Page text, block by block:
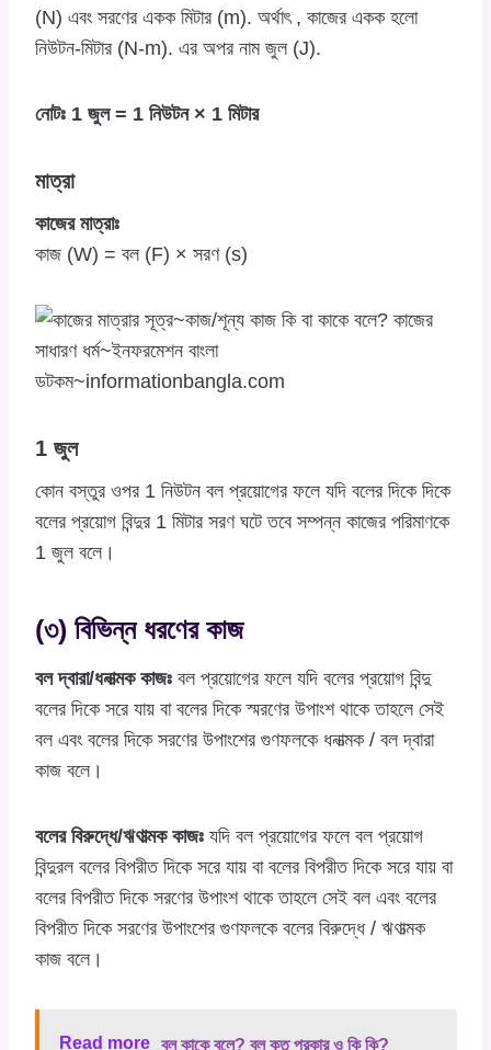
(N) এবং সরণের একক মিটার (m). অর্থাৎ , কাজের একক হলো
নিউটন-মিটার (N-m). এর অপর নাম জুল (J).
নোটঃ 1 জুল = 1 নিউটন × 1 মিটার
মাত্রা
কাজের মাত্রাঃ
কাজ (W) = বল (F) × সরণ (s)
1 জুল
কোন বস্তুর ওপর 1 নিউটন বল প্রয়োগের ফলে যদি বলের দিকে দিকে
বলের প্রয়োগ বিন্দুর 1 মিটার সরণ ঘটে তবে সম্পন্ন কাজের পরিমাণকে
1 জুল বলে।
(৩) বিভিন্ন ধরণের কাজ
বল দ্বারা/ধনাত্মক কাজঃ বল প্রয়োগের ফলে যদি বলের প্রয়োগ বিন্দু
বলের দিকে সরে যায় বা বলের দিকে স্মরণের উপাংশ থাকে তাহলে সেই
বল এবং বলের দিকে সরণের উপাংশের গুণফলকে ধনাত্মক / বল দ্বারা
কাজ বলে।
বলের বিরুদ্ধে/ঋণাত্মক কাজঃ যদি বল প্রয়োগের ফলে বল প্রয়োগ
বিন্দুরল বলের বিপরীত দিকে সরে যায় বা বলের বিপরীত দিকে সরে যায় বা
বলের বিপরীত দিকে সরণের উপাংশ থাকে তাহলে সেই বল এবং বলের
বিপরীত দিকে সরণের উপাংশের গুণফলকে বলের বিরুদ্ধে / ঋণাত্মক
কাজ বলে।
Read more বল কাকে বলে? বল কত প্রকার ও কি কি?